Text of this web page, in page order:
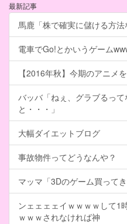
最新記事
馬鹿「株で確実に儲ける方
電車でGo!とかいうゲーム
【2016年秋】今期のアニメ
バッバ「ねぇ、グラブるっ
と・・・」
大幅ダイエットブログ
事故物件ってどうなんや？
マッマ「3Dのゲーム買って
ンェェェェイｗｗｗｗして1
ｗｗｗされなければ神